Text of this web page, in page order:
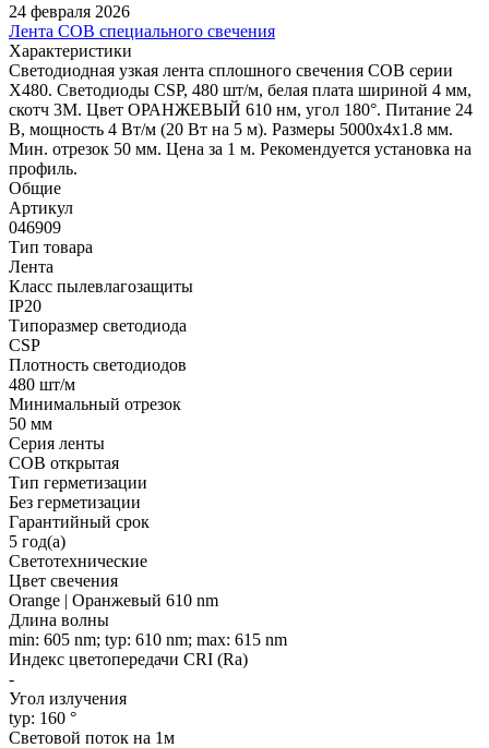
24 февраля 2026
Лента COB специального свечения
Характеристики
Светодиодная узкая лента сплошного свечения COB серии
X480. Светодиоды CSP, 480 шт/м, белая плата шириной 4 мм,
скотч 3M. Цвет ОРАНЖЕВЫЙ 610 нм, угол 180°. Питание 24
В, мощность 4 Вт/м (20 Вт на 5 м). Размеры 5000х4х1.8 мм.
Мин. отрезок 50 мм. Цена за 1 м. Рекомендуется установка на
профиль.
Общие
Артикул
046909
Тип товара
Лента
Класс пылевлагозащиты
IP20
Типоразмер светодиода
CSP
Плотность светодиодов
480 шт/м
Минимальный отрезок
50 мм
Серия ленты
COB открытая
Тип герметизации
Без герметизации
Гарантийный срок
5 год(а)
Светотехнические
Цвет свечения
Orange | Оранжевый 610 nm
Длина волны
min: 605 nm; typ: 610 nm; max: 615 nm
Индекс цветопередачи CRI (Ra)
-
Угол излучения
typ: 160 °
Световой поток на 1м